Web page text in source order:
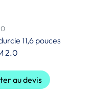
11,6 pouces
2.0
au devis